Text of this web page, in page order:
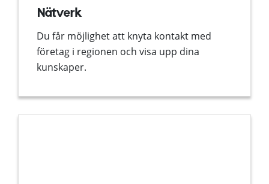
Nätverk
Du får möjlighet att knyta kontakt med
företag i regionen och visa upp dina
kunskaper.